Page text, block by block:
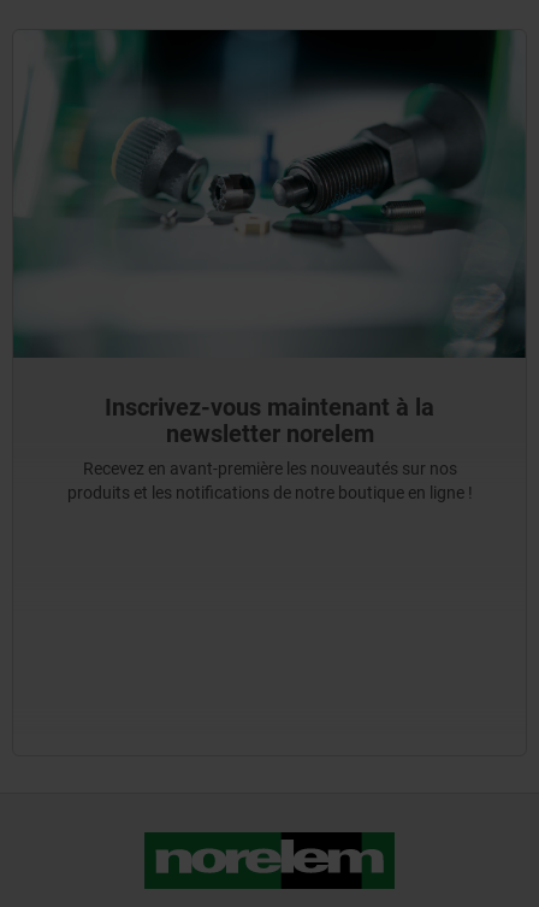
Inscrivez-vous maintenant à la
newsletter norelem
Recevez en avant-première les nouveautés sur nos
produits et les notifications de notre boutique en ligne !